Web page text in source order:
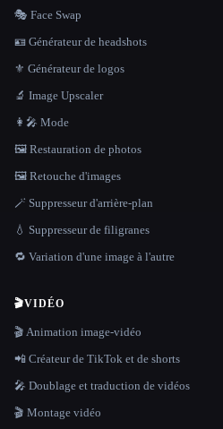
🎭 Face Swap
🪪 Générateur de headshots
⚜️ Générateur de logos
🔬 Image Upscaler
👩‍🎤 Mode
🖼️ Restauration de photos
🖼️ Retouche d'images
🪄 Suppresseur d'arrière-plan
💧 Suppresseur de filigranes
🔁 Variation d'une image à l'autre
🎬VIDÉO
🎬 Animation image-vidéo
📲 Créateur de TikTok et de shorts
🎤 Doublage et traduction de vidéos
🎬 Montage vidéo